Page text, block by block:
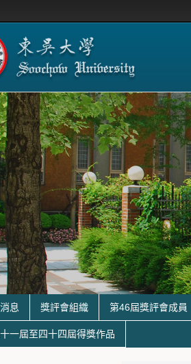
息 獎評會組織 第46屆獎評會成員
一屆至四十四屆得獎作品